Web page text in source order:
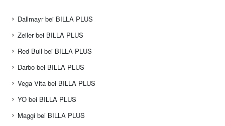
Dallmayr bei BILLA PLUS
Zeiler bei BILLA PLUS
Red Bull bei BILLA PLUS
Darbo bei BILLA PLUS
Vega Vita bei BILLA PLUS
YO bei BILLA PLUS
Maggi bei BILLA PLUS